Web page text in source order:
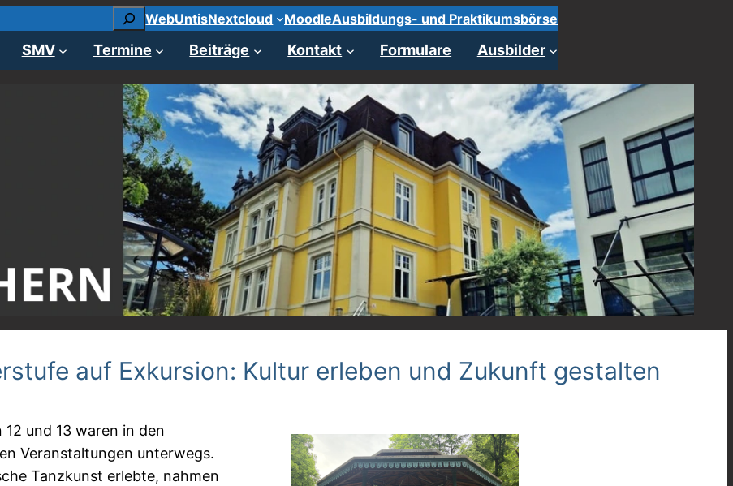
SuchenWebUntisNextcloud MoodleAusbildungs- und Praktikumsbörse
SMV Termine Beiträge Kontakt Formulare Ausbilder
auf Exkursion: Kultur erleben und Zukunft gestalten
und 13 waren in den
Veranstaltungen unterwegs.
Tanzkunst erlebte, nahmen